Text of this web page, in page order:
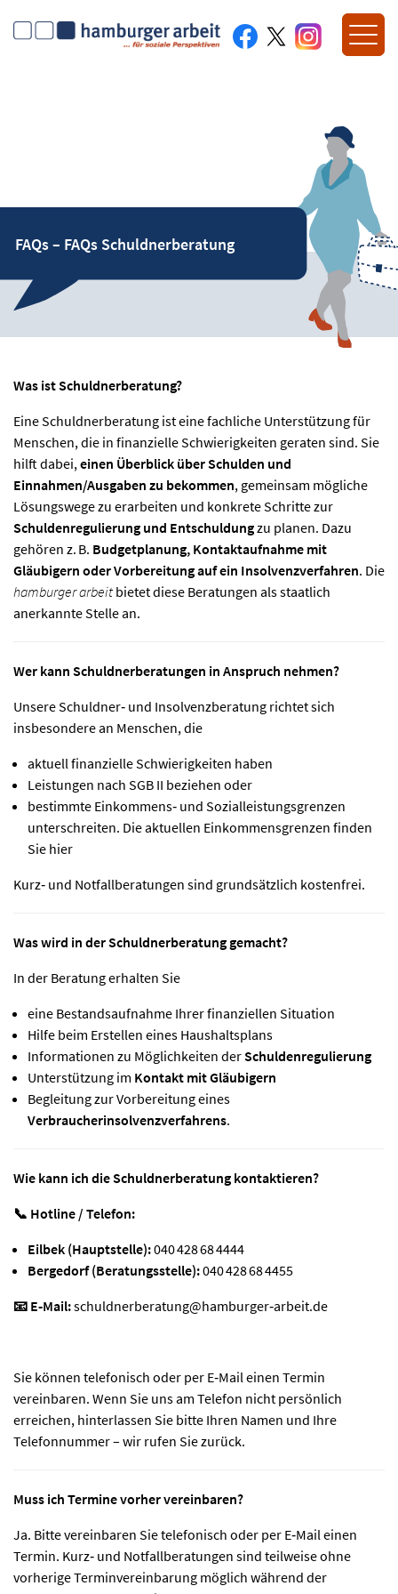
FAQs – FAQs Schuldnerberatung
Was ist Schuldnerberatung?
Eine Schuldnerberatung ist eine fachliche Unterstützung für
Menschen, die in finanzielle Schwierigkeiten geraten sind. Sie
hilft dabei,einen Überblick über Schulden und
Einnahmen/Ausgaben zu bekommen, gemeinsam mögliche
Lösungswege zu erarbeiten und konkrete Schritte zur
Schuldenregulierung und Entschuldungzu planen. Dazu
gehören z. B. Budgetplanung, Kontaktaufnahme mit
Gläubigern oder Vorbereitung auf ein Insolvenzverfahren. Die
hamburger arbeit bietet diese Beratungen als staatlich
anerkannte Stelle an.
Wer kann Schuldnerberatungen in Anspruch nehmen?
Unsere Schuldner‑ und Insolvenzberatung richtet sich
insbesondere an Menschen, die
aktuell finanzielle Schwierigkeiten haben
Leistungen nach SGB II beziehen oder
bestimmte Einkommens‑ und Sozialleistungsgrenzen
unterschreiten. Die aktuellen Einkommensgrenzen finden
Sie hier
Kurz‑ und Notfallberatungen sind grundsätzlich kostenfrei.
Was wird in der Schuldnerberatung gemacht?
In der Beratung erhalten Sie
eine Bestandsaufnahme Ihrer finanziellen Situation
Hilfe beim Erstellen eines Haushaltsplans
Informationen zu Möglichkeiten derSchuldenregulierung
Unterstützung im Kontakt mit Gläubigern
Begleitung zur Vorbereitung eines
Verbraucherinsolvenzverfahrens.
Wie kann ich die Schuldnerberatung kontaktieren?
📞 Hotline / Telefon:
Eilbek (Hauptstelle):040 428 68 4444
Bergedorf (Beratungsstelle):040 428 68 4455
📧 E‑Mail:schuldnerberatung@hamburger‑arbeit.de
Sie können telefonisch oder per E‑Mail einen Termin
vereinbaren. Wenn Sie uns am Telefon nicht persönlich
erreichen, hinterlassen Sie bitte Ihren Namen und Ihre
Telefonnummer – wir rufen Sie zurück.
Muss ich Termine vorher vereinbaren?
Ja. Bitte vereinbaren Sie telefonisch oder per E‑Mail einen
Termin. Kurz‑ und Notfallberatungen sind teilweise ohne
vorherige Terminvereinbarung möglich während der